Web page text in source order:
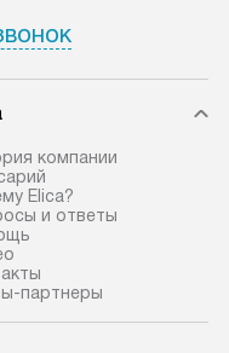
к воде, крана и
слива.
компании
Elica?
и ответы
партнеры